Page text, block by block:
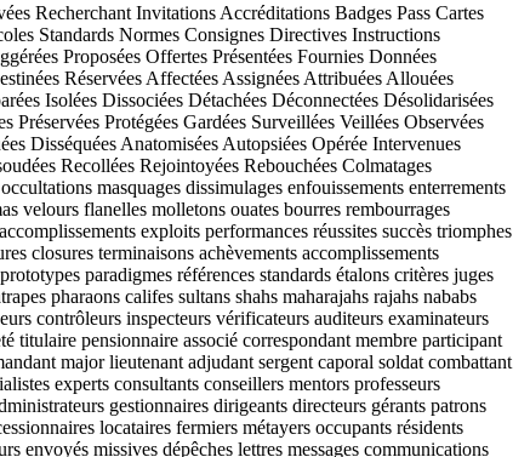
Recherchant Invitations Accréditations Badges Pass Cartes
Standards Normes Consignes Directives Instructions
Proposées Offertes Présentées Fournies Données
Réservées Affectées Assignées Attribuées Allouées
Isolées Dissociées Détachées Déconnectées Désolidarisées
Protégées Gardées Surveillées Veillées Observées
Disséquées Anatomisées Autopsiées Opérée Intervenues
Recollées Rejointoyées Rebouchées Colmatages
masquages dissimulages enfouissements enterrements
velours flanelles molletons ouates bourres rembourrages
exploits performances réussites succès triomphes
closures terminaisons achèvements accomplissements
paradigmes références standards étalons critères juges
pharaons califes sultans shahs maharajahs rajahs nababs
contrôleurs inspecteurs vérificateurs auditeurs examinateurs
titulaire pensionnaire associé correspondant membre participant
major lieutenant adjudant sergent caporal soldat combattant
experts consultants conseillers mentors professeurs
gestionnaires dirigeants directeurs gérants patrons
locataires fermiers métayers occupants résidents
envoyés missives dépêches lettres messages communications